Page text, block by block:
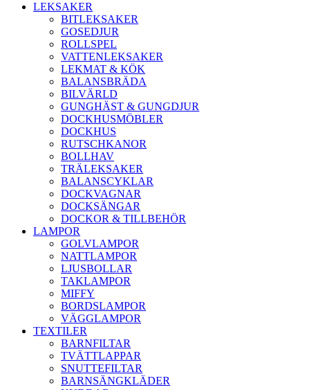
LEKSAKER
BITLEKSAKER
GOSEDJUR
ROLLSPEL
VATTENLEKSAKER
LEKMAT & KÖK
BALANSBRÄDA
BILVÄRLD
GUNGHÄST & GUNGDJUR
DOCKHUSMÖBLER
DOCKHUS
RUTSCHKANOR
BOLLHAV
TRÄLEKSAKER
BALANSCYKLAR
DOCKVAGNAR
DOCKSÄNGAR
DOCKOR & TILLBEHÖR
LAMPOR
GOLVLAMPOR
NATTLAMPOR
LJUSBOLLAR
TAKLAMPOR
MIFFY
BORDSLAMPOR
VÄGGLAMPOR
TEXTILER
BARNFILTAR
TVÄTTLAPPAR
SNUTTEFILTAR
BARNSÄNGKLÄDER